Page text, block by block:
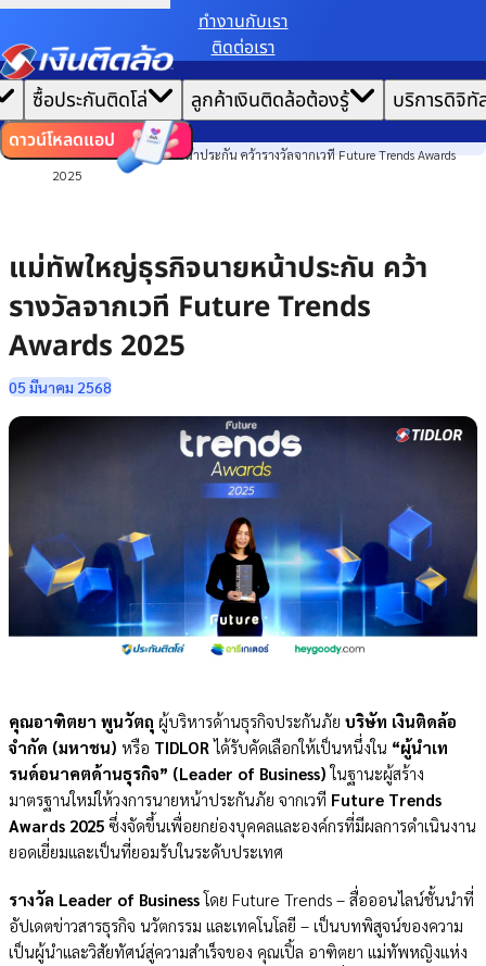
ทํางานกับเรา
ติดต่อเรา
|
ไทย EN
ซื้อประกันติดโล่ ลูกค้าเงินติดล้อต้องรู้ บริการดิจิทั
ดาวน์โหลดแอป
หน้าแรก
ข่าวสาร
องค์กร
แม่ทัพใหญ่ธุรกิจนายหน้าประกัน คว้ารางวัลจากเวที Future Trends Awards
2025
แม่ทัพใหญ่ธุรกิจนายหน้าประกัน คว้า
รางวัลจากเวที Future Trends
Awards 2025
05 มีนาคม 2568
คุณอาฑิตยา พูนวัตถุ ผู้บริหารด้านธุรกิจประกันภัย บริษัท เงินติดล้อ
จำกัด (มหาชน) หรือ TIDLOR ได้รับคัดเลือกให้เป็นหนึ่งใน “ผู้นำเท
รนด์อนาคตด้านธุรกิจ” (Leader of Business) ในฐานะผู้สร้าง
มาตรฐานใหม่ให้วงการนายหน้าประกันภัย จากเวที Future Trends
Awards 2025 ซึ่งจัดขึ้นเพื่อยกย่องบุคคลและองค์กรที่มีผลการดำเนินงาน
ยอดเยี่ยมและเป็นที่ยอมรับในระดับประเทศ
รางวัล Leader of Businessโดย Future Trends – สื่อออนไลน์ชั้นนำที่
อัปเดตข่าวสารธุรกิจ นวัตกรรม และเทคโนโลยี – เป็นบทพิสูจน์ของความ
เป็นผู้นำและวิสัยทัศน์สู่ความสำเร็จของ คุณเปิ้ล อาฑิตยา แม่ทัพหญิงแห่ง
เราขอเก็บข้อมูลตาม นโยบายการใช้คุกกี้ เพื่อมอบประสบการณ์การใช้งานเว็บไซต์ที่ดีที่สุดให้
คุณ
ตั้งค่าคุกกี้ ยอมรับคุกกี้ทั้งหมด